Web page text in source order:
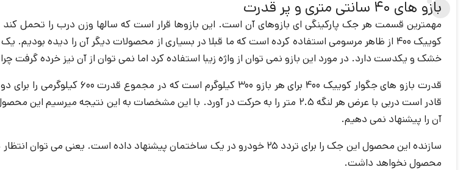
بازو های 40 سانتی متری و پر قدرت
مهمترین قسمت هر جک پارکینگی ای بازوهای آن است. این بازوها قرار است که سالها وزن درب را تحمل
کوییک 400 از ظاهر مرسومی استفاده کرده است که ما قبلا در بسیاری از محصولات دیگر آن را دیده
خشک و یکدست دارد. در مورد این بازو نمی توان از واژه زیبا استفاده کرد اما نمی توان از آن نیز خرده گرفت
قادر است دربی با عرض هر لنگه 2.5 متر را به حرکت در آورد. با این مشخصات به این
آن را پیشنهاد نمی دهیم.
محصول نخواهد داشت.